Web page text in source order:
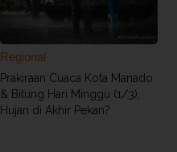
Regional
Prakiraan Cuaca Kota Manado
& Bitung Hari Minggu (1/3),
Hujan di Akhir Pekan?